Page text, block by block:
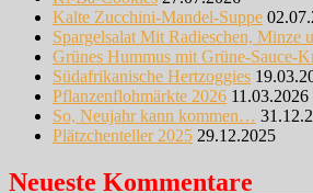
Kalte Zucchini-Mandel-Suppe
Spargelsalat Mit Radieschen, Minze
Grünes Hummus mit Grüne-Sauce-
Südafrikanische Hertzoggies
Pflanzenflohmärkte 2026 11.03.2026
So, Neujahr kann kommen…
Plätzchenteller 2025 29.12.2025
Neueste Kommentare